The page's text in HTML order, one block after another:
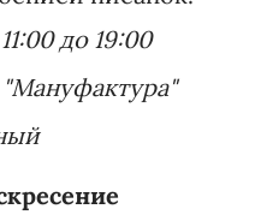
до 19:00